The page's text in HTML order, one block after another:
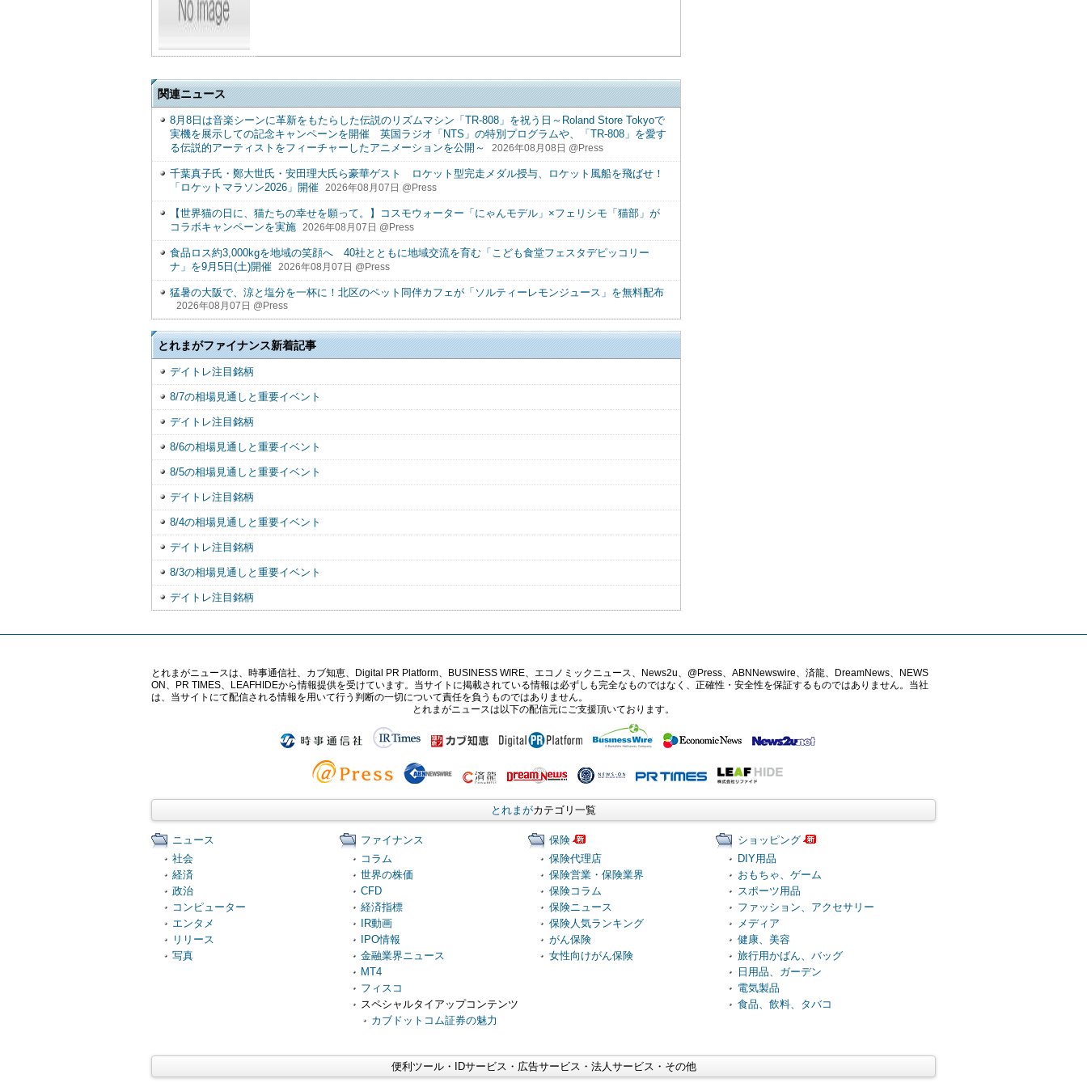
関連ニュース
8月8日は音楽シーンに革新をもたらした伝説のリズムマシン「TR-808」を祝う日～Roland Store Tokyoで
実機を展示しての記念キャンペーンを開催 英国ラジオ「NTS」の特別プログラムや、「TR-808」を愛す
る伝説的アーティストをフィーチャーしたアニメーションを公開～
2026年08月08日 @Press
千葉真子氏・鄭大世氏・安田理大氏ら豪華ゲスト ロケット型完走メダル授与、ロケット風船を飛ばせ！
「ロケットマラソン2026」開催
2026年08月07日 @Press
【世界猫の日に、猫たちの幸せを願って。】コスモウォーター「にゃんモデル」×フェリシモ「猫部」が
コラボキャンペーンを実施
2026年08月07日 @Press
食品ロス約3,000kgを地域の笑顔へ 40社とともに地域交流を育む「こども食堂フェスタデピッコリー
ナ」を9月5日(土)開催
2026年08月07日 @Press
猛暑の大阪で、涼と塩分を一杯に！北区のペット同伴カフェが「ソルティーレモンジュース」を無料配布
2026年08月07日 @Press
とれまがファイナンス新着記事
デイトレ注目銘柄
8/7の相場見通しと重要イベント
デイトレ注目銘柄
8/6の相場見通しと重要イベント
8/5の相場見通しと重要イベント
デイトレ注目銘柄
8/4の相場見通しと重要イベント
デイトレ注目銘柄
8/3の相場見通しと重要イベント
デイトレ注目銘柄
とれまがニュースは、時事通信社、カブ知恵、Digital PR Platform、BUSINESS WIRE、エコノミックニュース、News2u、@Press、ABNNewswire、済龍、DreamNews、NEWS
ON、PR TIMES、LEAFHIDEから情報提供を受けています。当サイトに掲載されている情報は必ずしも完全なものではなく、正確性・安全性を保証するものではありません。当社
は、当サイトにて配信される情報を用いて行う判断の一切について責任を負うものではありません。
とれまがニュースは以下の配信元にご支援頂いております。
とれまがカテゴリ一覧
ニュース
社会
経済
政治
コンピューター
エンタメ
リリース
写真
ファイナンス
コラム
世界の株価
CFD
経済指標
IR動画
IPO情報
金融業界ニュース
MT4
フィスコ
スペシャルタイアップコンテンツ
カブドットコム証券の魅力
保険
保険代理店
保険営業・保険業界
保険コラム
保険ニュース
保険人気ランキング
がん保険
女性向けがん保険
ショッピング
DIY用品
おもちゃ、ゲーム
スポーツ用品
ファッション、アクセサリー
メディア
健康、美容
旅行用かばん、バッグ
日用品、ガーデン
電気製品
食品、飲料、タバコ
便利ツール・IDサービス・広告サービス・法人サービス・その他